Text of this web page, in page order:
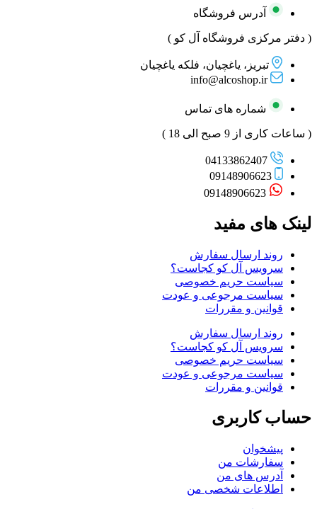
آدرس فروشگاه
( دفتر مرکزی فروشگاه آل کو )
تبریز، یاغچیان، فلکه یاغچیان
info@alcoshop.ir
شماره های تماس
( ساعات کاری از 9 صبح الی 18 )
04133862407
09148906623
09148906623
لینک های مفید
روند ارسال سفارش
سرویس آل کو کجاست؟
سیاست حریم خصوصی
سیاست مرجوعی و عودت
قوانین و مقررات
روند ارسال سفارش
سرویس آل کو کجاست؟
سیاست حریم خصوصی
سیاست مرجوعی و عودت
قوانین و مقررات
حساب کاربری
پیشخوان
سفارشات من
آدرس های من
اطلاعات شخصی من